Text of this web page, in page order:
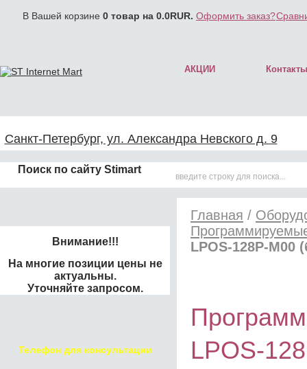
В Вашей корзине 0 товар на 0.0RUR. Оформить заказ?
АКЦИИ Контакты
Санкт-Петербург, ул. Александра Невского д. 9
Поиск по сайту Stimart
Внимание!!!
На многие позиции цены не
актуальны.
Уточняйте запросом.
Телефон для консультации
Главная /
LPOS-128P-М00
LPOS-